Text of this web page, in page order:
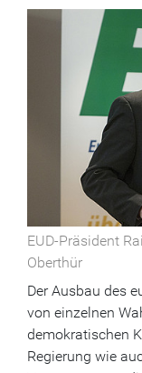
EUD-Präsident
Oberthür
Der Ausbau des
von einzelnen
demokratischen
Regierung wie